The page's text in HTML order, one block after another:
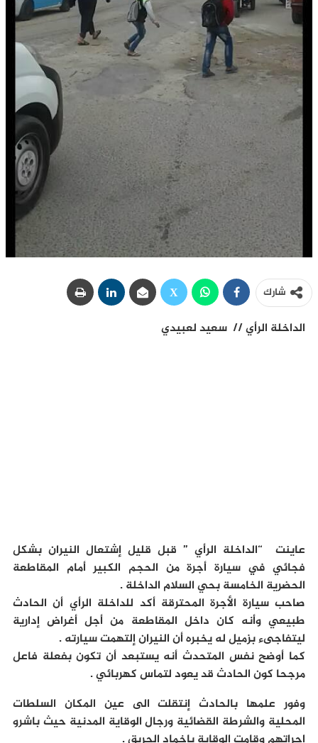
شارك
الداخلة الرأي // سعيد لعبيدي
عاينت “الداخلة الرأي ” قبل قليل إشتعال النيران بشكل
فجائي في سيارة أجرة من الحجم الكبير أمام المقاطعة
الحضرية الخامسة بحي السلام الداخلة .
صاحب سيارة الأجرة المحترقة أكد للداخلة الرأي أن الحادث
طبيعي وأنه كان داخل المقاطعة من أجل أغراض إدارية
ليتفاجىء بزميل له يخبره أن النيران إلتهمت سيارته .
كما أوضح نفس المتحدث أنه يستبعد أن تكون بفعلة فاعل
مرجحا كون الحادث قد يعود لتماس كهربائي .
وفور علمها بالحادث إنتقلت الى عين المكان السلطات
المحلية والشرطة القضائية ورجال الوقاية المدنية حيث باشرو